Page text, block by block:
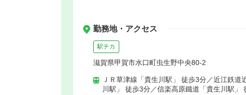
勤務地・アクセス
駅チカ
滋賀県甲賀市水口町虫生野中央80-2
ＪＲ草津線「貴生川駅」 徒歩3分／近江鉄道
川駅」 徒歩3分／信楽高原鐵道「貴生川駅」